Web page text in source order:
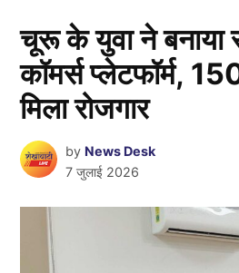
चूरू के युवा ने बनाया
कॉमर्स प्लेटफॉर्म,
मिला रोजगार
by News Desk
7 जुलाई 2026